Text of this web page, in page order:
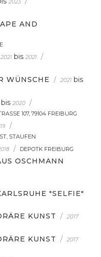
2023
AND
2021 bis 2021 /
WÜNSCHE / 2021 bis
bis 2020 /
107, 79104 FREIBURG
/
STAUFEN
/ DEPOTK FREIBURG
OSCHMANN
"SELFIE"
KUNST / 2017
KUNST / 2017